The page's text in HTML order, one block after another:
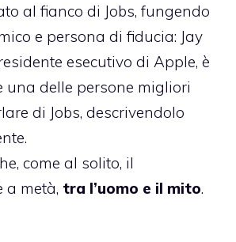
al fianco di Jobs, fungendo
e persona di fiducia: Jay
esecutivo di Apple, è
una delle persone migliori
di Jobs, descrivendolo
come al solito, il
a metà, tra l’uomo e il mito.